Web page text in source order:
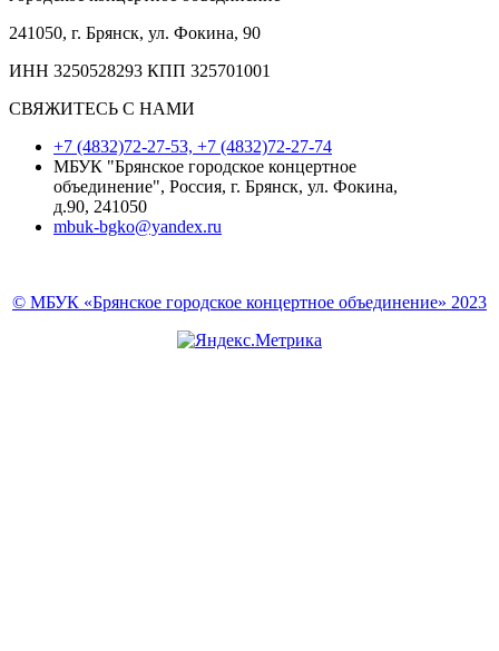
241050, г. Брянск, ул. Фокина, 90
ИНН 3250528293 КПП 325701001
СВЯЖИТЕСЬ С НАМИ
+7 (4832)72-27-53, +7 (4832)72-27-74
МБУК "Брянское городское концертное
объединение", Россия, г. Брянск, ул. Фокина,
д.90, 241050
mbuk-bgko@yandex.ru
© МБУК «Брянское городское концертное объединение» 2023